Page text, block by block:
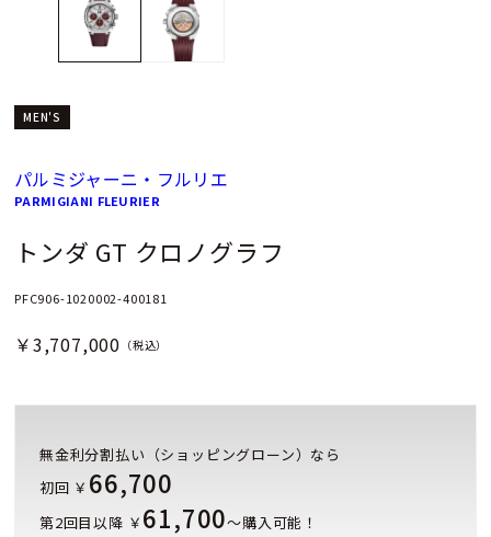
MEN'S
パルミジャーニ・フルリエ
PARMIGIANI FLEURIER
トンダ GT クロノグラフ
PFC906-1020002-400181
￥3,707,000 （税込）
無金利分割払い（ショッピングローン）なら
初回 ￥ 66,700
第2回目以降 ￥ 61,700～購入可能！